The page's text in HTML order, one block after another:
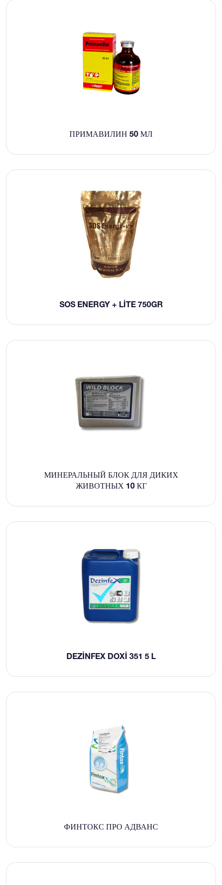
ПРИМАВИЛИН 50 МЛ
SOS ENERGY + LITE 750GR
МИНЕРАЛЬНЫЙ БЛОК ДЛЯ ДИКИХ
ЖИВОТНЫХ 10 КГ
DEZINFEX DOXI 351 5 L
ФИНТОКС ПРО АДВАНС